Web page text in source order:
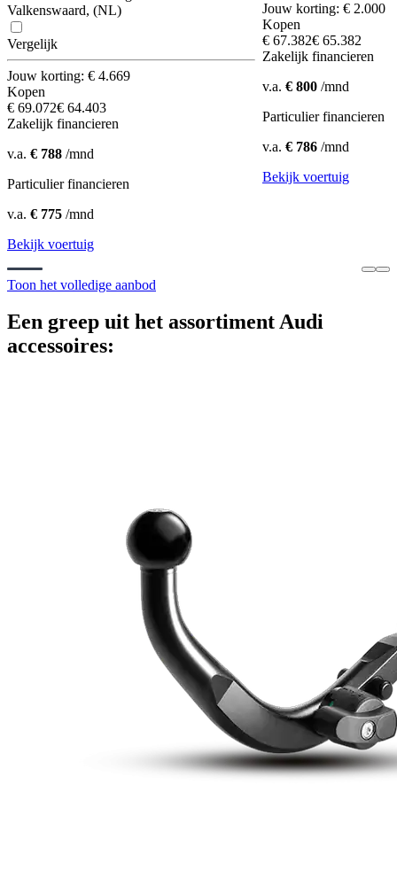
Valkenswaard, (NL)
Vergelijk
Jouw korting: € 4.669
Kopen
€ 69.072€ 64.403
Zakelijk financieren
v.a. € 788 /mnd
Particulier financieren
v.a. € 775 /mnd
Bekijk voertuig
Jouw korting: € 2.000
Kopen
€ 67.382€ 65.382
Zakelijk financieren
v.a. € 800 /mnd
Particulier financieren
v.a. € 786 /mnd
Bekijk voertuig
Toon het volledige aanbod
Een greep uit het assortiment Audi
accessoires: